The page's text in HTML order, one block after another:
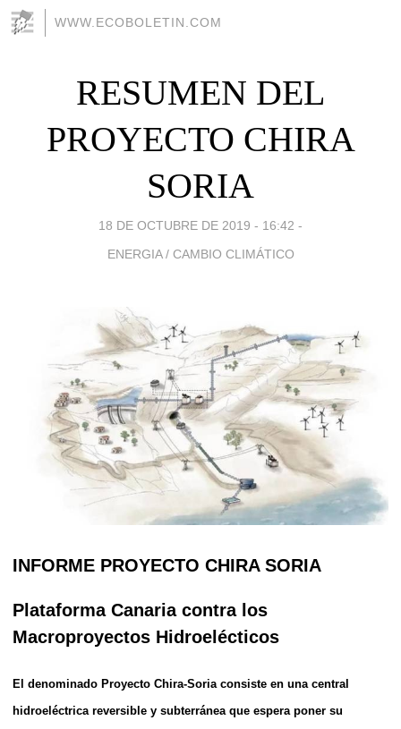
WWW.ECOBOLETIN.COM
RESUMEN DEL
PROYECTO CHIRA
SORIA
18 DE OCTUBRE DE 2019 - 16:42 -
ENERGIA / CAMBIO CLIMÁTICO
INFORME PROYECTO CHIRA SORIA
Plataforma Canaria contra los
Macroproyectos Hidroelécticos
El denominado Proyecto Chira-Soria consiste en una central
hidroeléctrica reversible y subterránea que espera poner su